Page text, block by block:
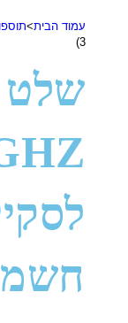
עמוד הבית>תוספות>
שלט